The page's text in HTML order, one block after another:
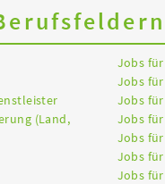
(Land,
Jobs
Jobs
Jobs
Jobs
Jobs
Jobs
Jobs